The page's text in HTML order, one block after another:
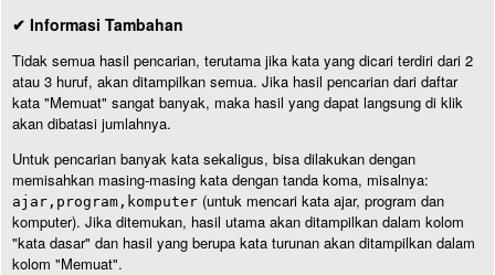
✔ Informasi Tambahan
Tidak semua hasil pencarian, terutama jika kata yang dicari terdiri dari 2
atau 3 huruf, akan ditampilkan semua. Jika hasil pencarian dari daftar
kata "Memuat" sangat banyak, maka hasil yang dapat langsung di klik
akan dibatasi jumlahnya.
Untuk pencarian banyak kata sekaligus, bisa dilakukan dengan
memisahkan masing-masing kata dengan tanda koma, misalnya:
ajar,program,komputer (untuk mencari kata ajar, program dan
komputer). Jika ditemukan, hasil utama akan ditampilkan dalam kolom
"kata dasar" dan hasil yang berupa kata turunan akan ditampilkan dalam
kolom "Memuat".